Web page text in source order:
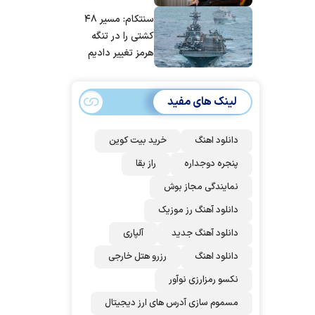
مردم ایران استسنتکام: مسیر ۴۸
کشتی را در تنگه
هرمز تغییر دادیم
لینک های مفید
دانلود اهنگ
خرید بیت کوین
پنجره دوجداره
راز بقا
نمایندگی مجاز بوش
دانلود آهنگ رز‌ موزیک
دانلود آهنگ جدید
آلپاری
دانلود اهنگ
رزرو هتل خارجی
نکسو رمزارزی نوآور
مسموم سازی آدرس های ارز دیجیتال